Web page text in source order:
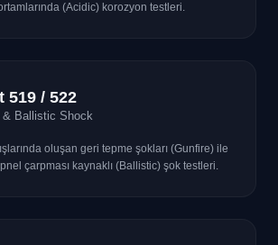
(Acidic) korozyon testleri.
519 / 522
& Ballistic Shock
oluşan geri tepme şokları (Gunfire) ile
çarpması kaynaklı (Ballistic) şok testleri.